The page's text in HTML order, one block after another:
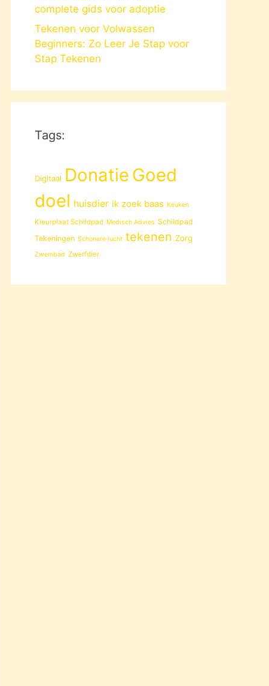
complete gids voor adoptie
Tekenen voor Volwassen
Beginners: Zo Leer Je Stap voor
Stap Tekenen
Tags:
Digitaal Donatie Goed
doel huisdier ik zoek baas Keuken
Kleurplaat Schildpad Medisch Advies Schildpad
Tekeningen Schonere lucht tekenen Zorg
Zwembad Zwerfdier